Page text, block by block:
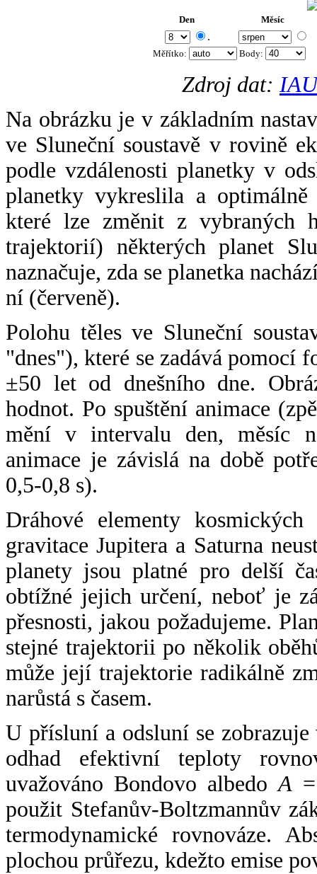
Den Měsíc
.
Měřítko: Body:
Zdroj dat:
Na obrázku je v základním
ve Sluneční soustavě v rovině
podle vzdálenosti planetky v
planetky vykreslila a
které lze změnit z vybraných
trajektorií) některých planet
naznačuje, zda se planetka
ní (červeně).
Polohu těles ve Sluneční
"dnes"), které se zadává pomocí
±50 let od dnešního dne.
hodnot. Po spuštění animace
mění v intervalu den, měsíc
animace je závislá na době
0,5-0,8 s).
Dráhové elementy
gravitace Jupitera a Saturna
planety jsou platné pro delší
obtížné jejich určení, neboť je
přesnosti, jakou požadujeme.
stejné trajektorii po několik
může její trajektorie radikálně
narůstá s časem.
U přísluní a odsluní se
odhad efektivní teploty
uvažováno Bondovo albedoA
použit Stefanův-Boltzmannův
termodynamické rovnováze.
plochou průřezu, kdežto emise